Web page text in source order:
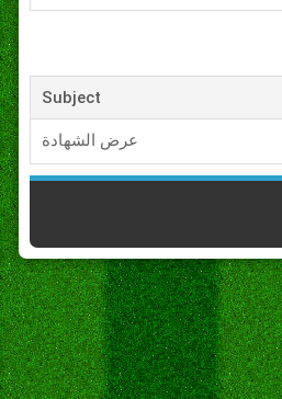
Subject
عرض الشهادة